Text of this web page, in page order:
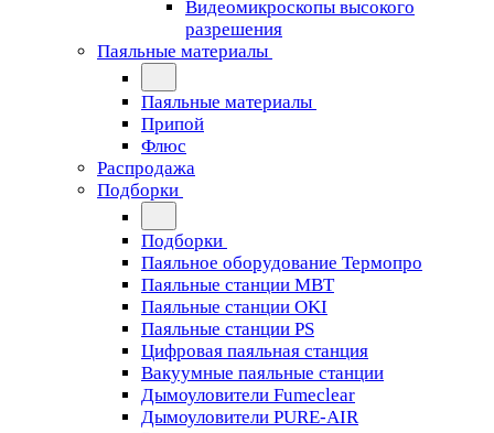
Видеомикроскопы высокого
разрешения
Паяльные материалы
Паяльные материалы
Припой
Флюс
Распродажа
Подборки
Подборки
Паяльное оборудование Термопро
Паяльные станции MBT
Паяльные станции OKI
Паяльные станции PS
Цифровая паяльная станция
Вакуумные паяльные станции
Дымоуловители Fumeclear
Дымоуловители PURE-AIR